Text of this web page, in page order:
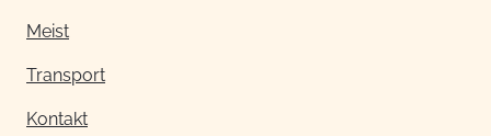
Meist
Transport
Kontakt